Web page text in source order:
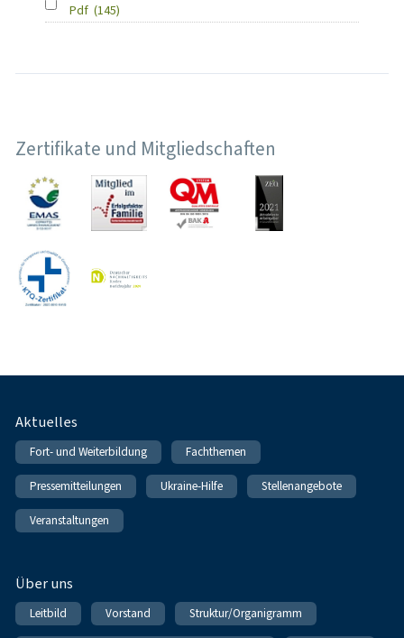
Pdf (145)
Zertifikate und Mitgliedschaften
Fußnavigation
Aktuelles
Fort- und Weiterbildung Fachthemen
Pressemitteilungen Ukraine-Hilfe Stellenangebote
Veranstaltungen
Über uns
Leitbild Vorstand Struktur/Organigramm